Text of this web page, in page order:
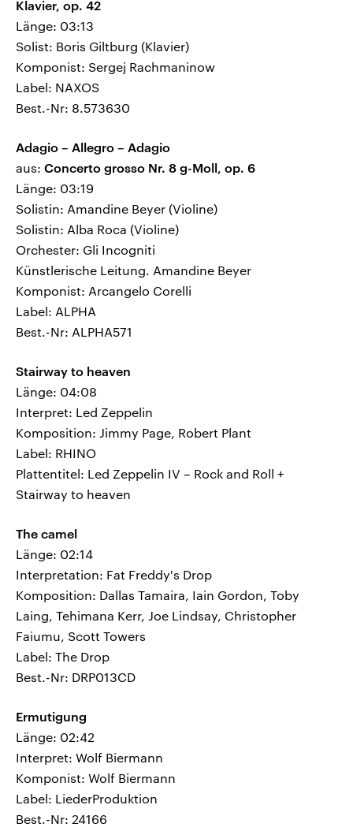
Klavier, op. 42
Länge: 03:13
Solist: Boris Giltburg (Klavier)
Komponist: Sergej Rachmaninow
Label: NAXOS
Best.-Nr: 8.573630
Adagio – Allegro – Adagio
aus: Concerto grosso Nr. 8 g-Moll, op. 6
Länge: 03:19
Solistin: Amandine Beyer (Violine)
Solistin: Alba Roca (Violine)
Orchester: Gli Incogniti
Künstlerische Leitung. Amandine Beyer
Komponist: Arcangelo Corelli
Label: ALPHA
Best.-Nr: ALPHA571
Stairway to heaven
Länge: 04:08
Interpret: Led Zeppelin
Komposition: Jimmy Page, Robert Plant
Label: RHINO
Plattentitel: Led Zeppelin IV – Rock and Roll +
Stairway to heaven
The camel
Länge: 02:14
Interpretation: Fat Freddy's Drop
Komposition: Dallas Tamaira, Iain Gordon, Toby
Laing, Tehimana Kerr, Joe Lindsay, Christopher
Faiumu, Scott Towers
Label: The Drop
Best.-Nr: DRP013CD
Ermutigung
Länge: 02:42
Interpret: Wolf Biermann
Komponist: Wolf Biermann
Label: LiederProduktion
Best.-Nr: 24166